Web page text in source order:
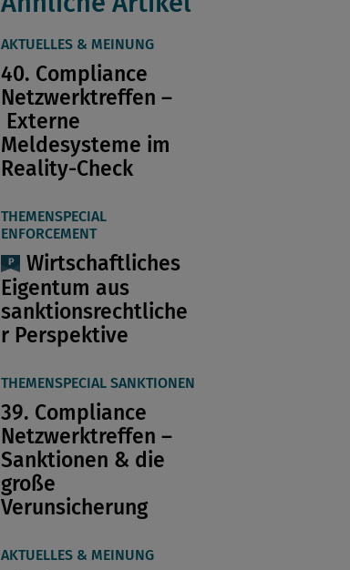
AKTUELLES & MEINUNG
40. Compliance
Netzwerktreffen –
Externe
Meldesysteme im
Reality-Check
THEMENSPECIAL
ENFORCEMENT
Wirtschaftliches
Eigentum aus
sanktionsrechtliche
r Perspektive
THEMENSPECIAL SANKTIONEN
39. Compliance
Netzwerktreffen –
Sanktionen & die
große
Verunsicherung
AKTUELLES & MEINUNG